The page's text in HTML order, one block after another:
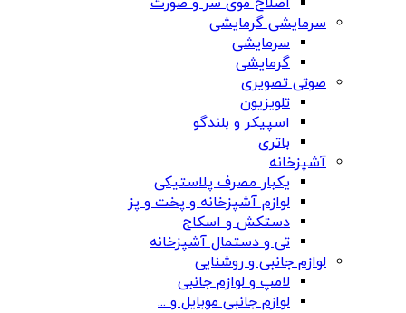
سرمایشی گرمایشی
سرمایشی
گرمایشی
صوتی تصویری
تلویزیون
اسپیکر و بلندگو
باتری
آشپزخانه
یکبار مصرف پلاستیکی
لوازم آشپزخانه و پخت و پز
دستکش و اسکاج
تی و دستمال آشپزخانه
لوازم جانبی و روشنایی
لامپ و لوازم جانبی
لوازم جانبی موبایل و ...